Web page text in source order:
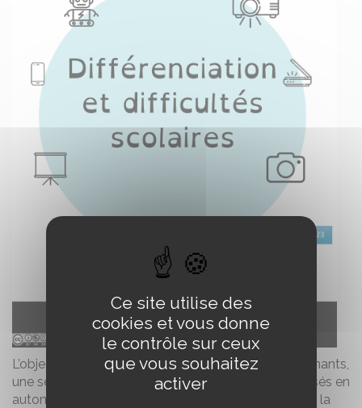
L’objectif de cette publication est d’offrir aux enseignants,
une sélection d’outils numériques pouvant être utilisés en
autonomie par les élèves, en soutien de leçon, pour la
Ce site utilise des
cookies et vous donne
le contrôle sur ceux
que vous souhaitez
activer